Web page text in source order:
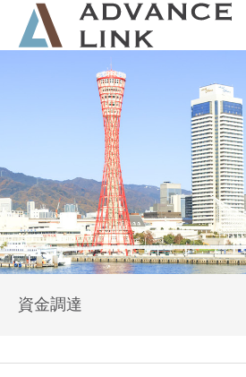
資金調達
会社概要
ネット保険
事業保険